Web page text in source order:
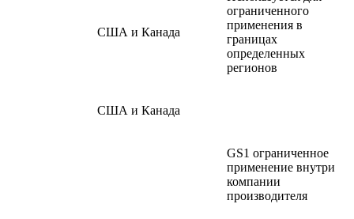
США и Канада
ограниченного
применения в
границах
определенных
регионов
США и Канада
GS1 ограниченное
применение внутри
компании
производителя